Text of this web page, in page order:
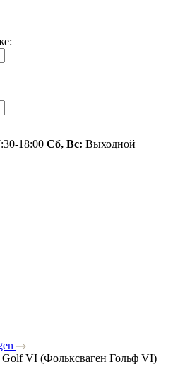
18:00 Сб, Вс: Выходной
VI (Фольксваген Гольф VI)